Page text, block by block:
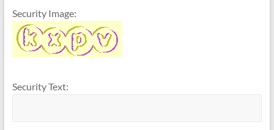
Security Image:
Security Text: